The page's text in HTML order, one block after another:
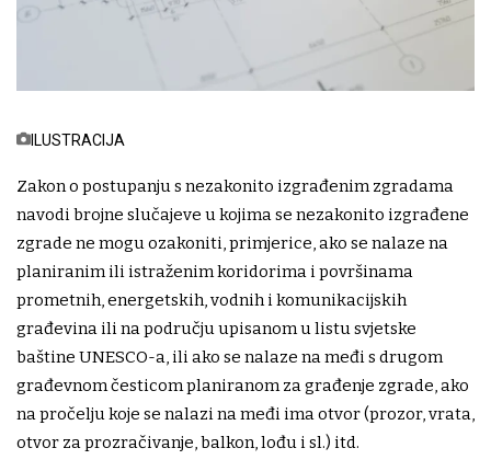
ILUSTRACIJA
Zakon o postupanju s nezakonito izgrađenim zgradama
navodi brojne slučajeve u kojima se nezakonito izgrađene
zgrade ne mogu ozakoniti, primjerice, ako se nalaze na
planiranim ili istraženim koridorima i površinama
prometnih, energetskih, vodnih i komunikacijskih
građevina ili na području upisanom u listu svjetske
baštine UNESCO-a, ili ako se nalaze na međi s drugom
građevnom česticom planiranom za građenje zgrade, ako
na pročelju koje se nalazi na međi ima otvor (prozor, vrata,
otvor za prozračivanje, balkon, lođu i sl.) itd.